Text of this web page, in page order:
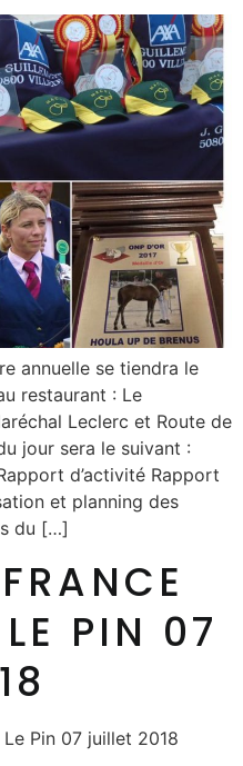
annuelle se tiendra le
restaurant : Le
Leclerc et Route de
jour sera le suivant :
d’activité Rapport
et planning des
du […]
PIN 07
Pin 07 juillet 2018